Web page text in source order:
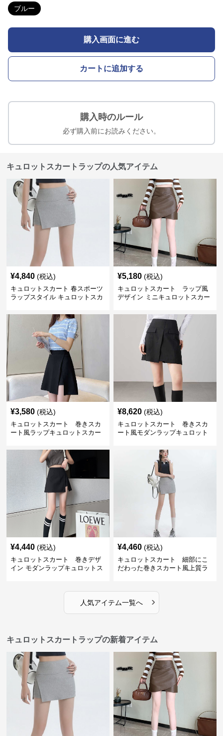
ブルー
購入画面に進む
カートに追加する
購入時のルール
必ず購入前にお読みください。
キュロットスカートラップの人気アイテム
¥4,840 (税込)
キュロットスカート 春スポーツ
ラップスタイル キュロットスカ
¥5,180 (税込)
キュロットスカート ラップ風
デザイン ミニキュロットスカー
¥3,580 (税込)
キュロットスカート 巻きスカ
ート風ラップキュロットスカー
¥8,620 (税込)
キュロットスカート 巻きスカ
ート風モダンラップキュロット
¥4,440 (税込)
キュロットスカート 巻きデザ
イン モダンラップキュロットス
¥4,460 (税込)
キュロットスカート 細部にこ
だわった巻きスカート風上質ラ
人気アイテム一覧へ ›
キュロットスカートラップの新着アイテム